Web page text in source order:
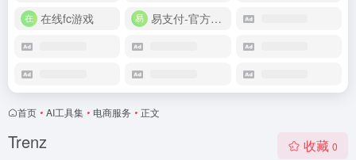
在线fc游戏
易支付-官方网站
首页 • AI工具集 • 电商服务 • 正文
Trenz 收藏 0